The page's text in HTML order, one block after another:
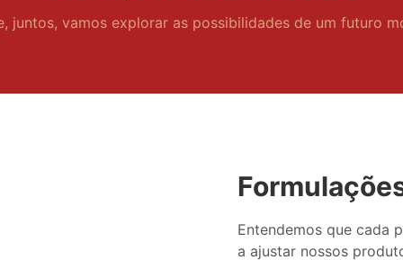
juntos, vamos explorar as possibilidades de um futuro
Entendemos que cada
a ajustar nossos